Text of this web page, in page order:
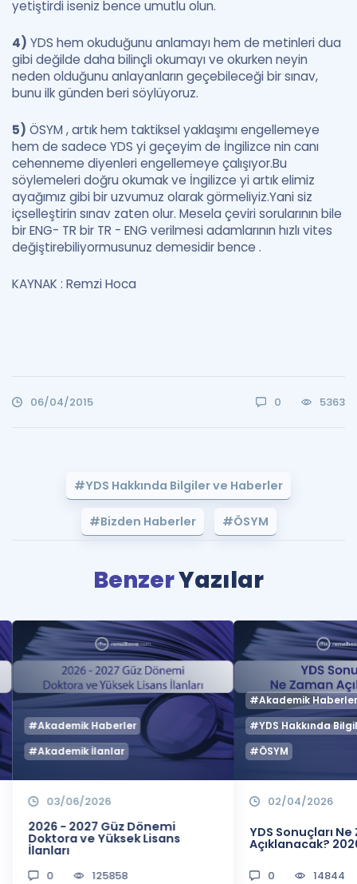
yetiştirdi iseniz bence umutlu olun.
4) YDS hem okuduğunu anlamayı hem de metinleri dua
gibi değilde daha bilinçli okumayı ve okurken neyin
neden olduğunu anlayanların geçebileceği bir sınav,
bunu ilk günden beri söylüyoruz.
5) ÖSYM , artık hem taktiksel yaklaşımı engellemeye
hem de sadece YDS yi geçeyim de İngilizce nin canı
cehenneme diyenleri engellemeye çalışıyor.Bu
söylemeleri doğru okumak ve İngilizce yi artık elimiz
ayağımız gibi bir uzvumuz olarak görmeliyiz.Yani siz
içselleştirin sınav zaten olur. Mesela çeviri sorularının bile
bir ENG- TR bir TR - ENG verilmesi adamlarının hızlı vites
değiştirebiliyormusunuz demesidir bence .
KAYNAK : Remzi Hoca
06/04/2015 0 5363
#YDS Hakkında Bilgiler ve Haberler
#Bizden Haberler #ÖSYM
BenzerYazılar
#Akademik Haberler
#Akademik İlanlar
03/06/2026
2026 - 2027 Güz Dönemi
Doktora ve Yüksek Lisans
İlanları
0 125858
#Akademik
#YDS Hakkında
#ÖSYM
02/04/2026
YDS Sonuçları
Açıklanacak?
0 14844